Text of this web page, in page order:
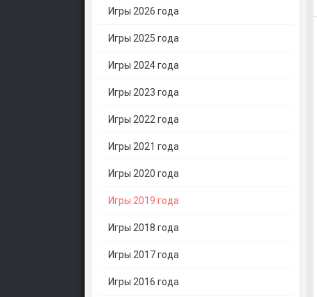
Игры 2026 года
Игры 2025 года
Игры 2024 года
Игры 2023 года
Игры 2022 года
Игры 2021 года
Игры 2020 года
Игры 2019 года
Игры 2018 года
Игры 2017 года
Игры 2016 года